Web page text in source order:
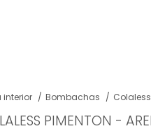
interior Bombachas Colaless
PIMENTON -